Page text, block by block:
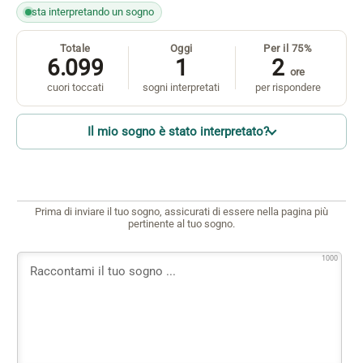
sta interpretando un sogno
Totale
6.099
cuori toccati
Oggi
1
sogni interpretati
Per il 75%
2 ore
per rispondere
Il mio sogno è stato interpretato?
Prima di inviare il tuo sogno, assicurati di essere nella pagina più
pertinente al tuo sogno.
1000